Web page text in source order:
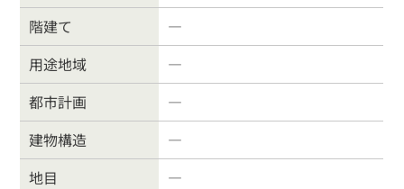
階建て
―
用途地域
―
都市計画
―
建物構造
―
地目
―
賃貸物件 物件を売る
サポート業務
会社案内 お問合わせ